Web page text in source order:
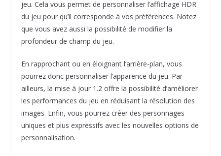
jeu. Cela vous permet de personnaliser l’affichage HDR
du jeu pour qu’il corresponde à vos préférences. Notez
que vous avez aussi la possibilité de modifier la
profondeur de champ du jeu.
En rapprochant ou en éloignant l’arrière-plan, vous
pourrez donc personnaliser l’apparence du jeu. Par
ailleurs, la mise à jour 1.2 offre la possibilité d’améliorer
les performances du jeu en réduisant la résolution des
images. Enfin, vous pourrez créer des personnages
uniques et plus expressifs avec les nouvelles options de
personnalisation.